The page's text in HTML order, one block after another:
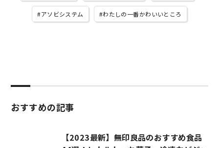
アソビシステム わたしの一番かわいいところ
おすすめの記事
【2023最新】無印良品のおすすめ食品